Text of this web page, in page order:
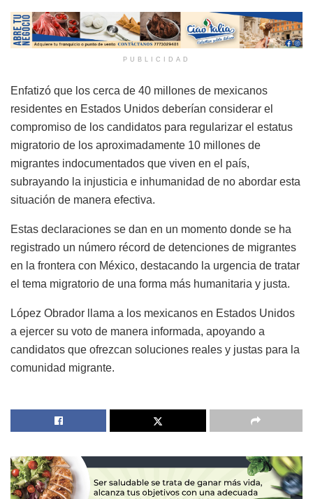
PUBLICIDAD
Enfatizó que los cerca de 40 millones de mexicanos
residentes en Estados Unidos deberían considerar el
compromiso de los candidatos para regularizar el estatus
migratorio de los aproximadamente 10 millones de
migrantes indocumentados que viven en el país,
subrayando la injusticia e inhumanidad de no abordar esta
situación de manera efectiva.
Estas declaraciones se dan en un momento donde se ha
registrado un número récord de detenciones de migrantes
en la frontera con México, destacando la urgencia de tratar
el tema migratorio de una forma más humanitaria y justa.
López Obrador llama a los mexicanos en Estados Unidos
a ejercer su voto de manera informada, apoyando a
candidatos que ofrezcan soluciones reales y justas para la
comunidad migrante.